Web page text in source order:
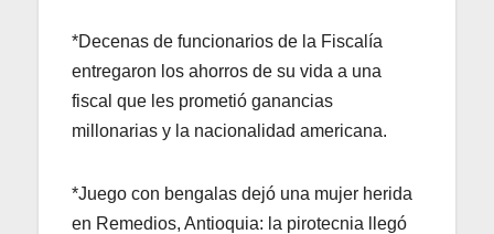
*Decenas de funcionarios de la Fiscalía
entregaron los ahorros de su vida a una
fiscal que les prometió ganancias
millonarias y la nacionalidad americana.
*Juego con bengalas dejó una mujer herida
en Remedios, Antioquia: la pirotecnia llegó